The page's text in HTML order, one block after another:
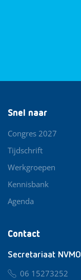
Contact
Secretariaat NVMO
06 15273252
Snel naar
Congres 2027
Tijdschrift
Werkgroepen
Kennisbank
Agenda